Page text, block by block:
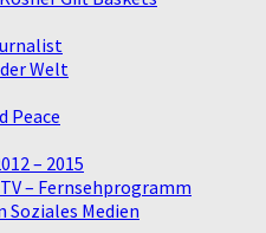
Welt
Peace
– 2015
– Fernsehprogramm
Soziales Medien